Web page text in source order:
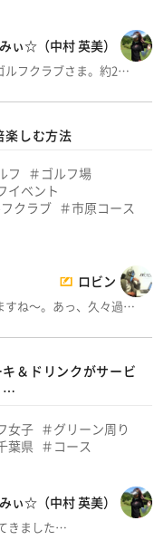
ぃ☆（中村 英美）
ルフクラブさま。約2…
楽しむ方法
フ
ゴルフ場
イベント
クラブ
市原コース
ロビン
すね～。あっ、久々過…
＆ドリンクがサービ
女子
グリーン周り
葉県
コース
ぃ☆（中村 英美）
きました…